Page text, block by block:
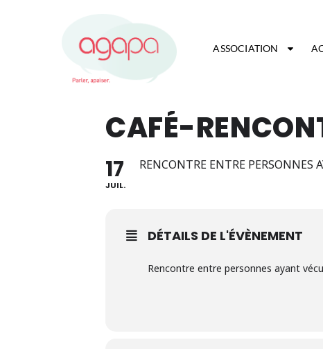
ASSOCIATION
CAFÉ-
17
JUIL.
RENCONTRE ENTRE PERSONNES
DÉTAILS DE L'ÉVÈNEMENT
Rencontre entre personnes ayant